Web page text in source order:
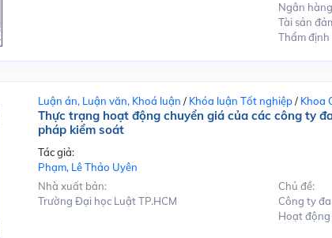
Ngân
Tài sản
Thẩm định
Luận án, Luận văn, Khoá luận / Khóa luận Tốt nghiệp/ Khoa
Thực trạng hoạt động chuyển giá của các công ty
pháp kiểm soát
Tác giả:
Phạm, Lê Thảo Uyên
Nhà xuất bản:
Trường Đại học Luật TP.HCM
Chủ đề:
Công ty
Hoạt động